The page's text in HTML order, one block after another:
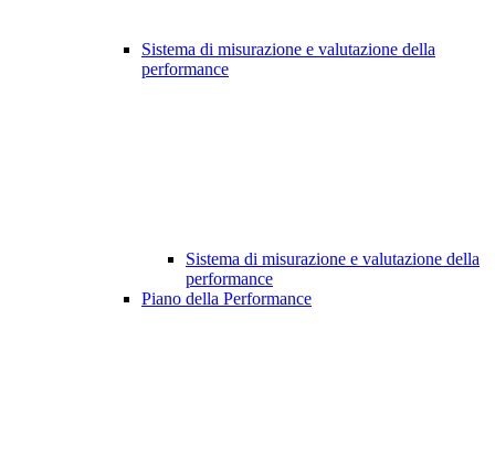
Sistema di misurazione e valutazione della
performance
Sistema di misurazione e valutazione della
performance
Piano della Performance